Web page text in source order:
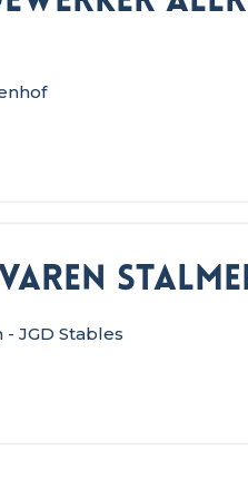
JGD Stables